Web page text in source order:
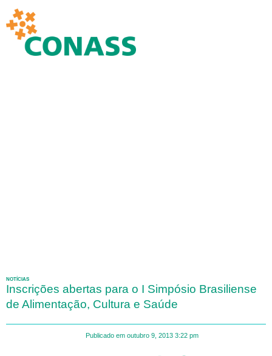
NOTÍCIAS
Inscrições abertas para o I Simpósio Brasiliense
de Alimentação, Cultura e Saúde
Publicado em outubro 9, 2013 3:22 pm